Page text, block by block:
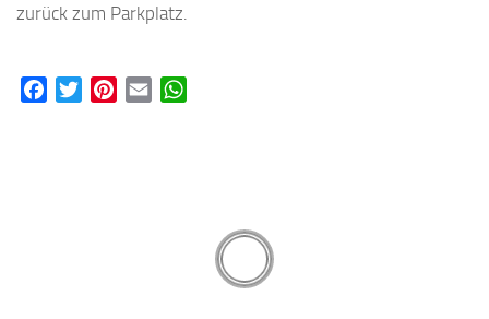
zurück zum Parkplatz.
FacebookTwitterPinterest
Email